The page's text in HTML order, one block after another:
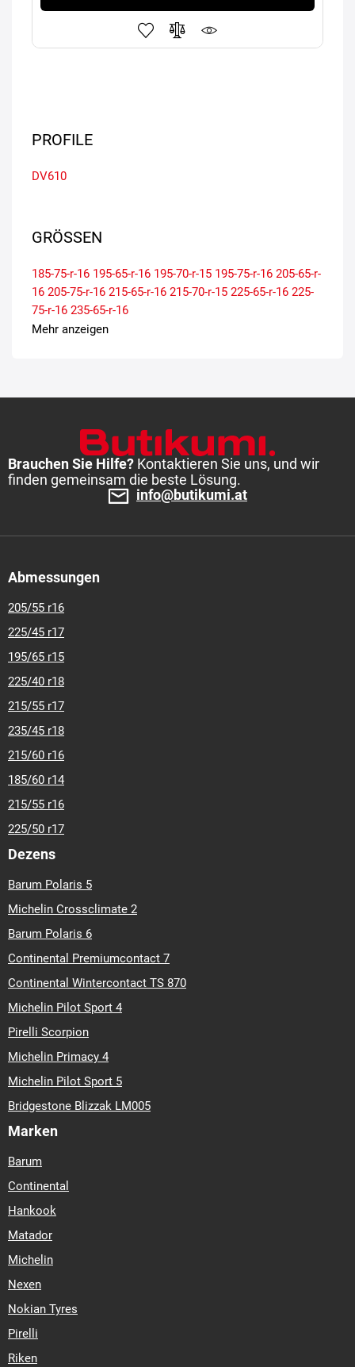
PROFILE
DV610
GRÖSSEN
185-75-r-16 195-65-r-16 195-70-r-15 195-75-r-16 205-65-r-
16 205-75-r-16 215-65-r-16 215-70-r-15 225-65-r-16 225-
75-r-16 235-65-r-16
Mehr anzeigen
Brauchen Sie Hilfe? Kontaktieren Sie uns, und wir
finden gemeinsam die beste Lösung.
info@butikumi.at
Abmessungen
205/55 r16
225/45 r17
195/65 r15
225/40 r18
215/55 r17
235/45 r18
215/60 r16
185/60 r14
215/55 r16
225/50 r17
Dezens
Barum Polaris 5
Michelin Crossclimate 2
Barum Polaris 6
Continental Premiumcontact 7
Continental Wintercontact TS 870
Michelin Pilot Sport 4
Pirelli Scorpion
Michelin Primacy 4
Michelin Pilot Sport 5
Bridgestone Blizzak LM005
Marken
Barum
Continental
Hankook
Matador
Michelin
Nexen
Nokian Tyres
Pirelli
Riken